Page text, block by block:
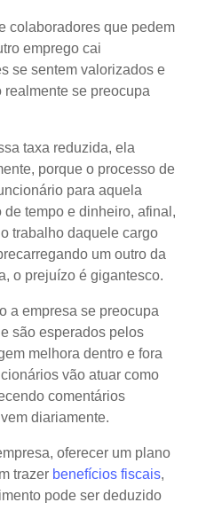
colaboradores que pedem
emprego cai
se sentem valorizados e
se preocupa
taxa reduzida, ela
porque o processo de
para aquela
tempo e dinheiro, afinal,
trabalho daquele cargo
um outro da
o prejuízo é gigantesco.
a empresa se preocupa
são esperados pelos
melhora dentro e fora
vão atuar como
comentários
diariamente.
oferecer um plano
trazer benefícios fiscais,
pode ser deduzido